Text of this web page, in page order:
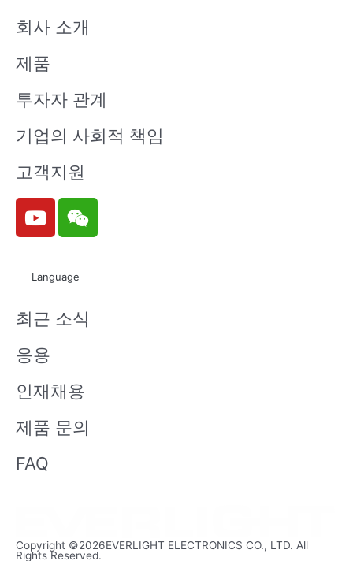
회사 소개
제품
투자자 관계
기업의 사회적 책임
고객지원
Y
o
u
e
W
e
i
n
Language
최근 소식
응용
인재채용
제품 문의
FAQ
Copyright ©2026EVERLIGHT ELECTRONICS CO., LTD. All
Rights Reserved.